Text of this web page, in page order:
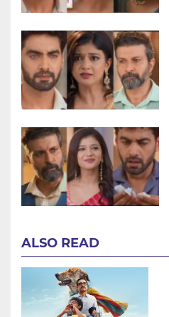
ALSO READ